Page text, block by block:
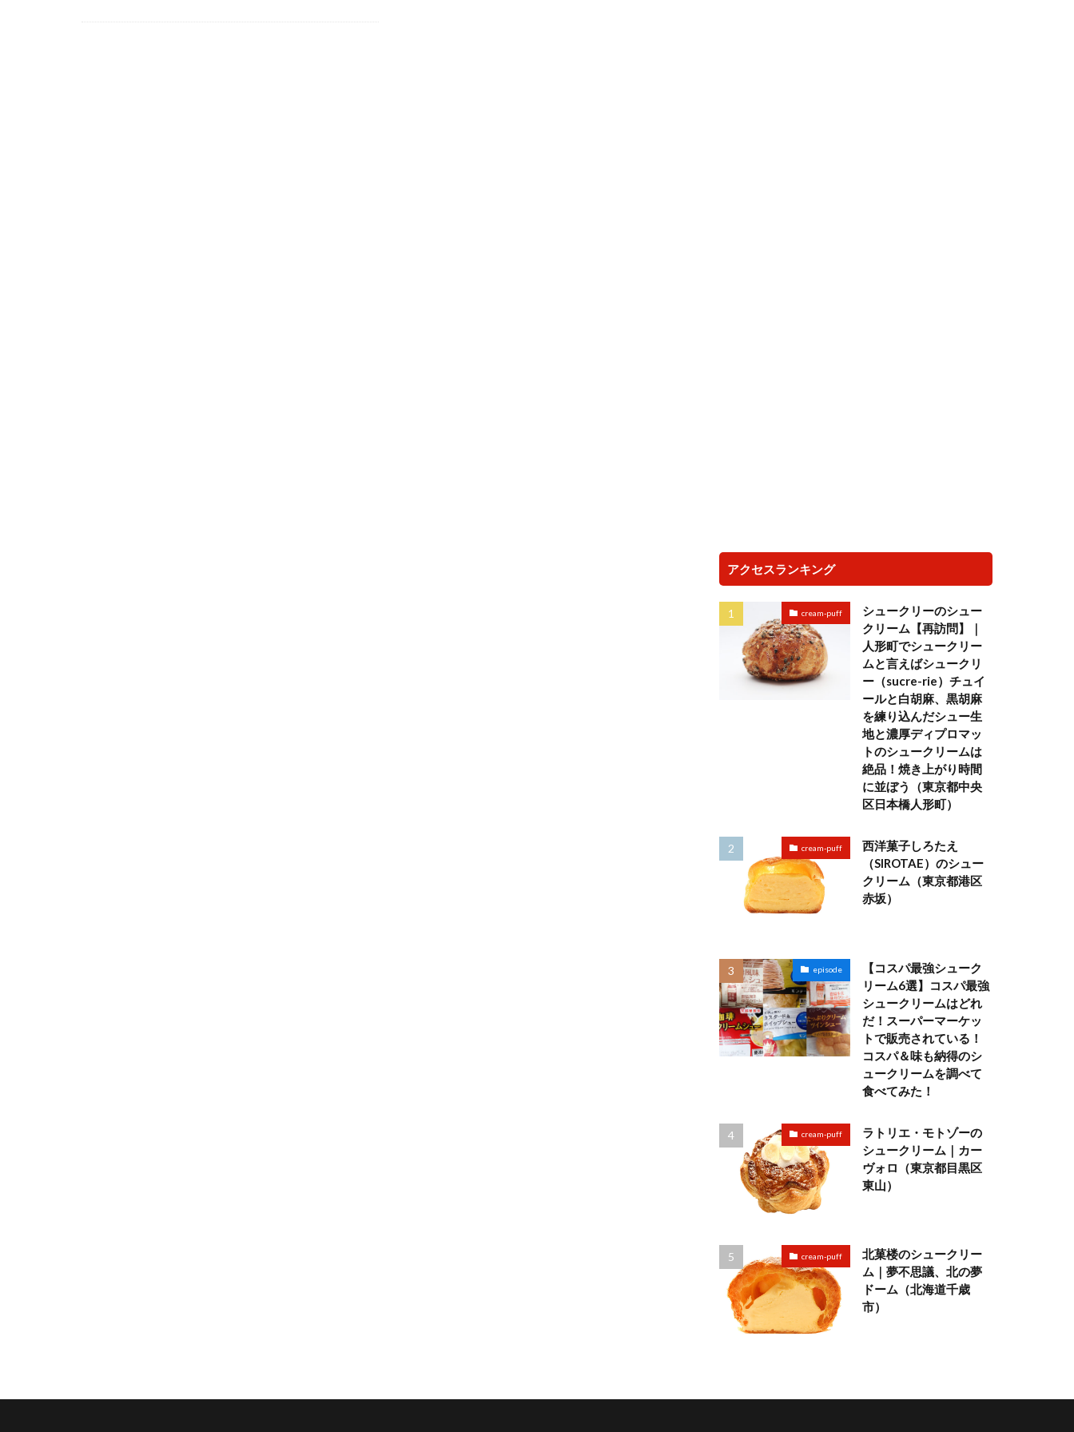
アクセスランキング
cream-puff
シュークリーのシュー
クリーム【再訪問】｜
人形町でシュークリー
ムと言えばシュークリ
ー（sucre-rie）チュイ
ールと白胡麻、黒胡麻
を練り込んだシュー生
地と濃厚ディプロマッ
トのシュークリームは
絶品！焼き上がり時間
に並ぼう（東京都中央
区日本橋人形町）
cream-puff
西洋菓子しろたえ
（SIROTAE）のシュー
クリーム（東京都港区
赤坂）
episode
【コスパ最強シューク
リーム6選】コスパ最強
シュークリームはどれ
だ！スーパーマーケッ
トで販売されている！
コスパ＆味も納得のシ
ュークリームを調べて
食べてみた！
cream-puff
ラトリエ・モトゾーの
シュークリーム｜カー
ヴォロ（東京都目黒区
東山）
cream-puff
北菓楼のシュークリー
ム｜夢不思議、北の夢
ドーム（北海道千歳
市）